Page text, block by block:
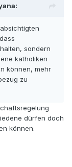
sondern
katholiken
können, mehr
zu
dürfen doch
können.